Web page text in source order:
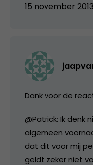
15 november 2013
Dank voor de
@Patrick: Ik denk
algemeen
dat dit voor mij
geldt zeker niet